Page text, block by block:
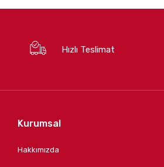
Hızlı Teslimat
Kurumsal
Hakkımızda